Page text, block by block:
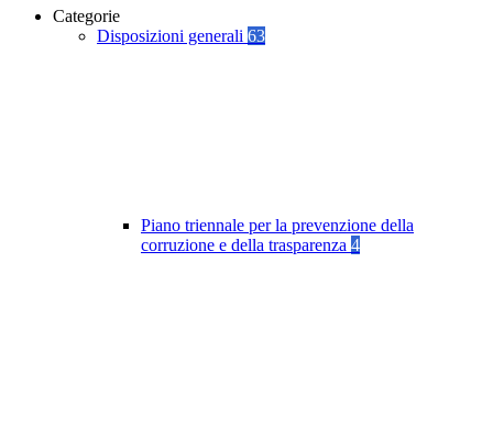
Categorie
Disposizioni generali 63
Piano triennale per la prevenzione della
corruzione e della trasparenza 4